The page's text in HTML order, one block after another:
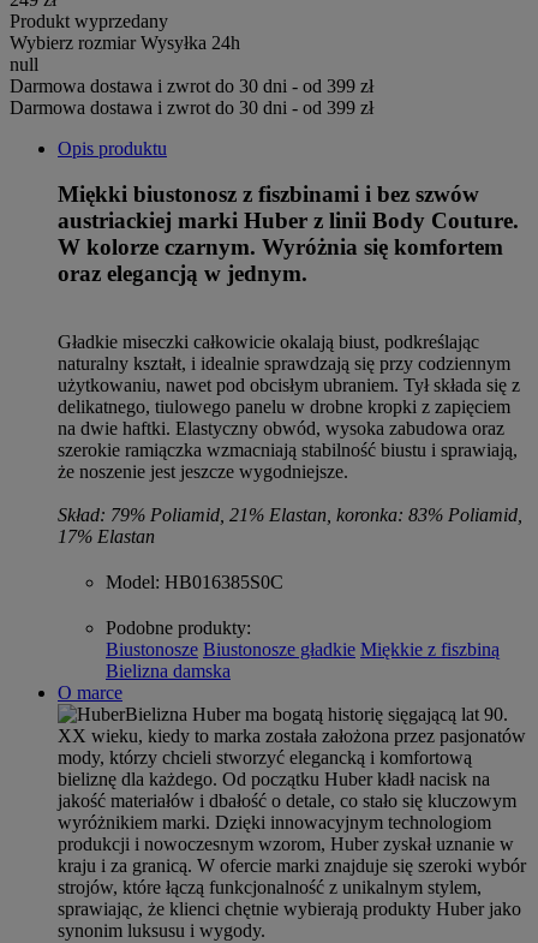
Produkt wyprzedany
Wybierz rozmiar Wysyłka 24h
null
Darmowa dostawa i zwrot do 30 dni - od 399 zł
Darmowa dostawa i zwrot do 30 dni - od 399 zł
Opis produktu
Miękki biustonosz z fiszbinami i bez szwów
austriackiej marki Huber z linii Body Couture.
W kolorze czarnym. Wyróżnia się komfortem
oraz elegancją w jednym.
Gładkie miseczki całkowicie okalają biust, podkreślając
naturalny kształt, i idealnie sprawdzają się przy codziennym
użytkowaniu, nawet pod obcisłym ubraniem. Tył składa się z
delikatnego, tiulowego panelu w drobne kropki z zapięciem
na dwie haftki. Elastyczny obwód, wysoka zabudowa oraz
szerokie ramiączka wzmacniają stabilność biustu i sprawiają,
że noszenie jest jeszcze wygodniejsze.
Skład: 79% Poliamid, 21% Elastan, koronka: 83% Poliamid,
17% Elastan
Model: HB016385S0C
Podobne produkty:
Biustonosze Biustonosze gładkie Miękkie z fiszbiną
Bielizna damska
O marce
Bielizna Huber ma bogatą historię sięgającą lat 90.
XX wieku, kiedy to marka została założona przez pasjonatów
mody, którzy chcieli stworzyć elegancką i komfortową
bieliznę dla każdego. Od początku Huber kładł nacisk na
jakość materiałów i dbałość o detale, co stało się kluczowym
wyróżnikiem marki. Dzięki innowacyjnym technologiom
produkcji i nowoczesnym wzorom, Huber zyskał uznanie w
kraju i za granicą. W ofercie marki znajduje się szeroki wybór
strojów, które łączą funkcjonalność z unikalnym stylem,
sprawiając, że klienci chętnie wybierają produkty Huber jako
synonim luksusu i wygody.